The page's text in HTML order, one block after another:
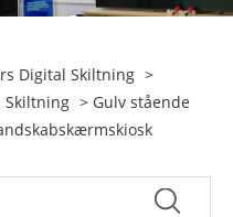
Digital Skiltning >
Skiltning > Gulv stående